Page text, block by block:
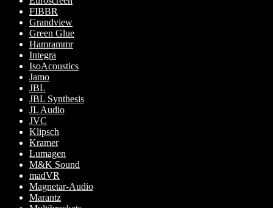
FIBBR
Grandview
Green Glue
Hamrammr
Integra
IsoAcoustics
Jamo
JBL
JBL Synthesis
JL Audio
JVC
Klipsch
Kramer
Lumagen
M&K Sound
madVR
Magnetar-Audio
Marantz